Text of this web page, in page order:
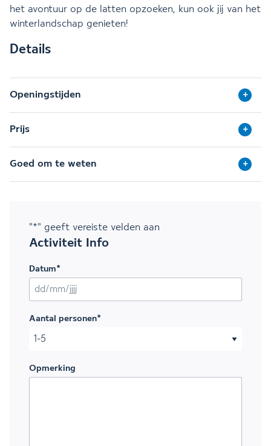
het avontuur op de latten opzoeken, kun ook jij van het
winterlandschap genieten!
Details
Openingstijden
Prijs
Goed om te weten
"*" geeft vereiste velden aan
Activiteit Info
Datum*
DD slash MM slash JJJJ
Aantal personen*
Opmerking